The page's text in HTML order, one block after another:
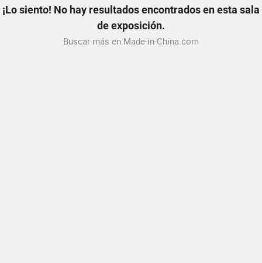
¡Lo siento! No hay resultados encontrados en esta sala
de exposición.
Buscar más en Made-in-China.com